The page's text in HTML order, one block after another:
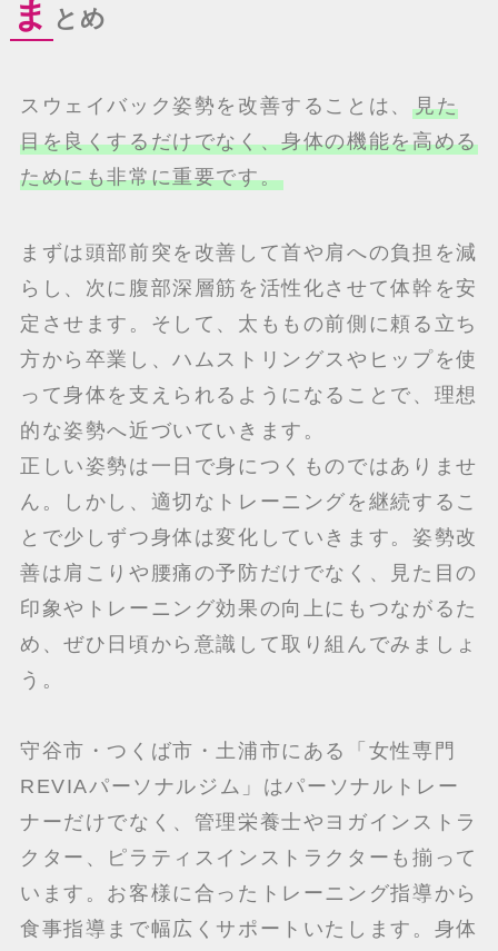
ま とめ
スウェイバック姿勢を改善することは、 見た
目を良くするだけでなく、身体の機能を高める
ためにも非常に重要です。
まずは頭部前突を改善して首や肩への負担を減
らし、次に腹部深層筋を活性化させて体幹を安
定させます。そして、太ももの前側に頼る立ち
方から卒業し、ハムストリングスやヒップを使
って身体を支えられるようになることで、理想
的な姿勢へ近づいていきます。
正しい姿勢は一日で身につくものではありませ
ん。しかし、適切なトレーニングを継続するこ
とで少しずつ身体は変化していきます。姿勢改
善は肩こりや腰痛の予防だけでなく、見た目の
印象やトレーニング効果の向上にもつながるた
め、ぜひ日頃から意識して取り組んでみましょ
う。
守谷市・つくば市・土浦市にある「女性専門
REVIAパーソナルジム」はパーソナルトレー
ナーだけでなく、管理栄養士やヨガインストラ
クター、ピラティスインストラクターも揃って
います。お客様に合ったトレーニング指導から
食事指導まで幅広くサポートいたします。身体